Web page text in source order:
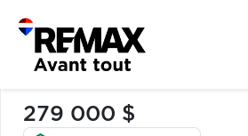
279 000 $